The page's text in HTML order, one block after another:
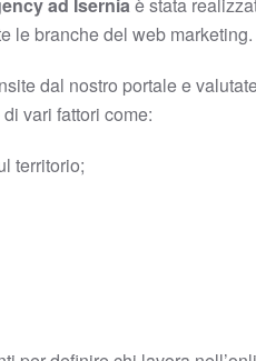
le branche del web marketing.
dal nostro portale e
vari fattori come:
territorio;